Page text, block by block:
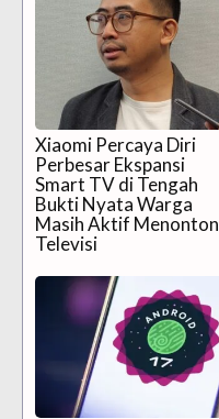
Xiaomi Percaya Diri
Perbesar Ekspansi
Smart TV di Tengah
Bukti Nyata Warga
Masih Aktif Menonton
Televisi